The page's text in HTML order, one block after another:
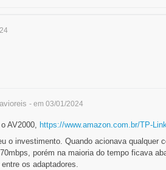
- em 03/01/2024
AV2000, https://www.amazon.com.br/TP-
o investimento. Quando acionava qualquer
porém na maioria do tempo ficava
os adaptadores.